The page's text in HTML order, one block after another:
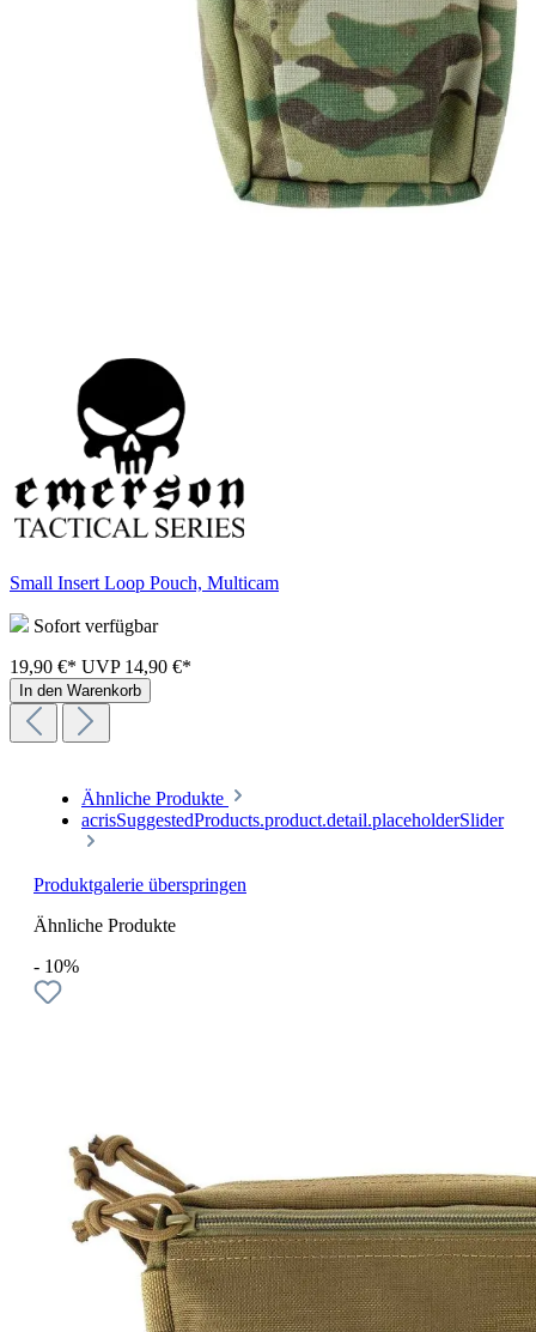
Small Insert Loop Pouch, Multicam
Sofort verfügbar
19,90 €* UVP 14,90 €*
In den Warenkorb
Ähnliche Produkte
acrisSuggestedProducts.product.detail.placeholderSlider
Produktgalerie überspringen
Ähnliche Produkte
- 10%